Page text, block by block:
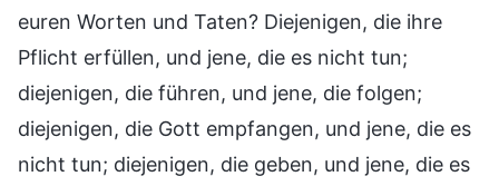
euren Worten und Taten? Diejenigen, die ihre
Pflicht erfüllen, und jene, die es nicht tun;
diejenigen, die führen, und jene, die folgen;
diejenigen, die Gott empfangen, und jene, die es
nicht tun; diejenigen, die geben, und jene, die es